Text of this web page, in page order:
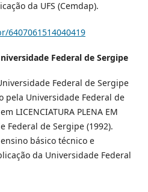
da UFS (Cemdap).
6407061514040419
Federal de Sergipe
Federal de Sergipe
pela Universidade Federal de
LICENCIATURA PLENA EM
Federal de Sergipe (1992).
básico técnico e
da Universidade Federal